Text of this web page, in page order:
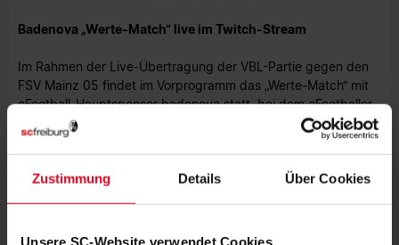
Zustimmung Details Über Cookies
Unsere SC-Website verwendet Cookies
Badenova „Werte-Match“ live im Twitch-Stream
Im Rahmen der Live-Übertragung der VBL-Partie gegen den
FSV Mainz 05 findet im Vorprogramm das „Werte-Match“ mit
eFootball-Hauptsponsor badenova statt, bei dem eFootballer
und Mitarbeitende von badenova sich spannenden Fragen
rund um das Thema „Werte“ stellen. Außerdem gibt es im
beginnt am Mittwochabend um 18.30 Uhr auf demTwitch-
Foto: SC Freiburg